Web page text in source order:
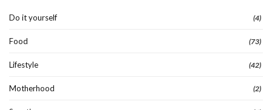
Do it yourself (4)
Food (73)
Lifestyle (42)
Motherhood (2)